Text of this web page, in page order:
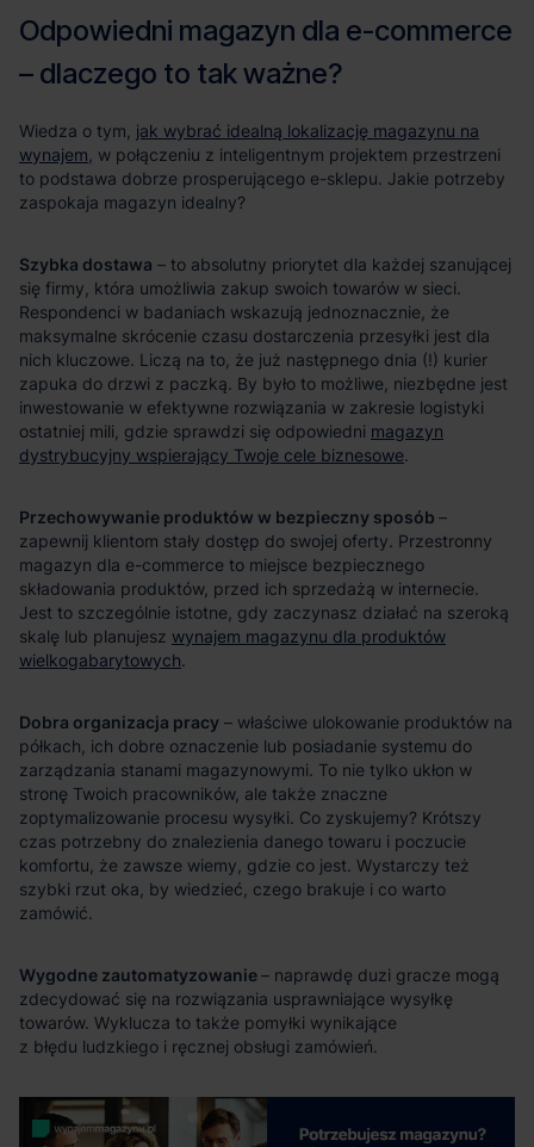
jak wybrać idealną lokalizację magazynu na
wynajem
Szybka dostawa
magazyn
dystrybucyjny wspierający Twoje cele biznesowe
Przechowywanie produktów w bezpieczny sposób
wynajem magazynu dla produktów
wielkogabarytowych
Dobra organizacja pracy
Wygodne zautomatyzowanie